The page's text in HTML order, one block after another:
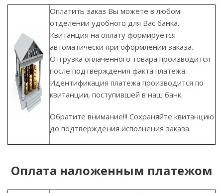
Оплатить заказ Вы можете в любом
отделении удобного для Вас банка.
Квитанция на оплату формируется
автоматически при оформлении заказа.
Отгрузка оплаченного товара производится
после подтверждения факта платежа.
Идентификация платежа производится по
квитанции, поступившей в наш банк.
Обратите внимание!!! Сохраняйте квитанцию
до подтверждения исполнения заказа.
Оплата наложенным платежом